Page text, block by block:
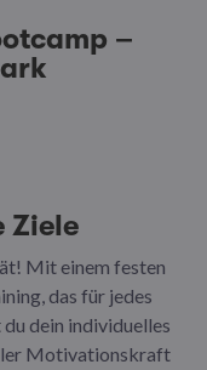
–
Ziele
Mit einem festen
das für jedes
dein individuelles
Motivationskraft